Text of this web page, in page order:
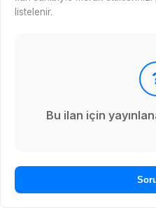
listelenir.
Bu ilan için